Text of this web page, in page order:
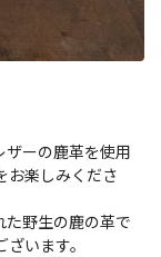
ザーの鹿革を使用
お楽しみくださ
野生の鹿の革で
います。